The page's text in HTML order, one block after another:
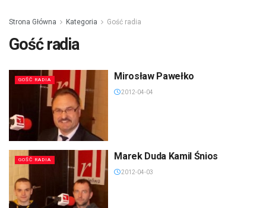
Strona Główna Kategoria Gość radia
Gość radia
GOŚĆ RADIA Mirosław Pawełko
2012-04-04
GOŚĆ RADIA Marek Duda Kamil Śnios
2012-04-03